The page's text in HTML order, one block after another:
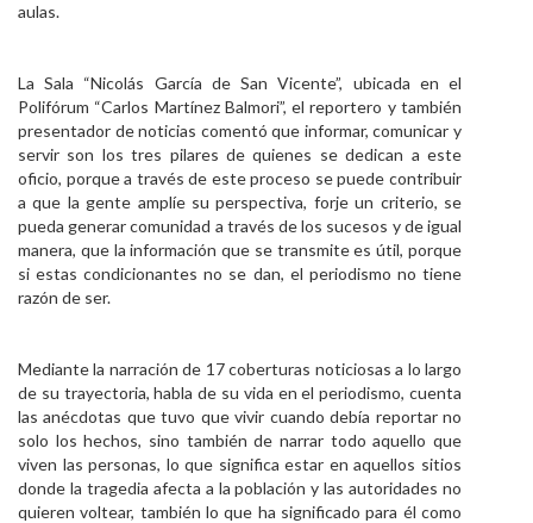
aulas.
La Sala “Nicolás García de San Vicente”, ubicada en el
Polifórum “Carlos Martínez Balmori”, el reportero y también
presentador de noticias comentó que informar, comunicar y
servir son los tres pilares de quienes se dedican a este
oficio, porque a través de este proceso se puede contribuir
a que la gente amplíe su perspectiva, forje un criterio, se
pueda generar comunidad a través de los sucesos y de igual
manera, que la información que se transmite es útil, porque
si estas condicionantes no se dan, el periodismo no tiene
razón de ser.
Mediante la narración de 17 coberturas noticiosas a lo largo
de su trayectoria, habla de su vida en el periodismo, cuenta
las anécdotas que tuvo que vivir cuando debía reportar no
solo los hechos, sino también de narrar todo aquello que
viven las personas, lo que significa estar en aquellos sitios
donde la tragedia afecta a la población y las autoridades no
quieren voltear, también lo que ha significado para él como